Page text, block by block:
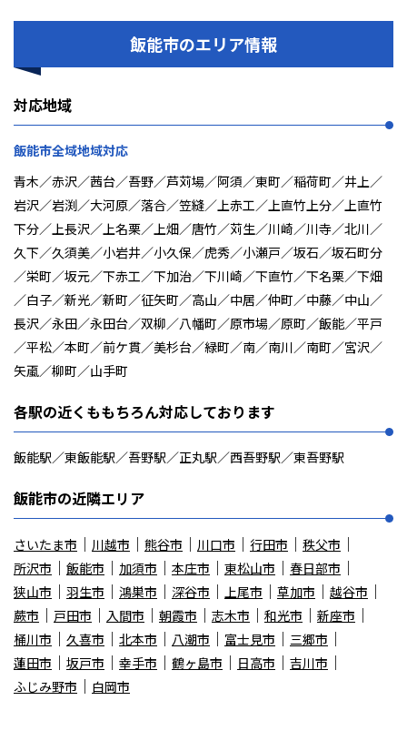
飯能市のエリア情報
対応地域
飯能市全域地域対応
青木／赤沢／茜台／吾野／芦苅場／阿須／東町／稲荷町／井上／
岩沢／岩渕／大河原／落合／笠縫／上赤工／上直竹上分／上直竹
下分／上長沢／上名栗／上畑／唐竹／苅生／川崎／川寺／北川／
久下／久須美／小岩井／小久保／虎秀／小瀬戸／坂石／坂石町分
／栄町／坂元／下赤工／下加治／下川崎／下直竹／下名栗／下畑
／白子／新光／新町／征矢町／高山／中居／仲町／中藤／中山／
長沢／永田／永田台／双柳／八幡町／原市場／原町／飯能／平戸
／平松／本町／前ケ貫／美杉台／緑町／南／南川／南町／宮沢／
矢颪／柳町／山手町
各駅の近くももちろん対応しております
飯能駅／東飯能駅／吾野駅／正丸駅／西吾野駅／東吾野駅
飯能市の近隣エリア
さいたま市 川越市 熊谷市 川口市 行田市
秩父市
所沢市
飯能市 加須市 本庄市 東松山市
春日部市
狭山市
羽生市 鴻巣市 深谷市 上尾市 草加市
越谷市
蕨市
戸田市 入間市 朝霞市 志木市 和光市
新座市
桶川市
久喜市 北本市 八潮市 富士見市
三郷市
蓮田市
坂戸市 幸手市 鶴ヶ島市 日高市
吉川市
ふじみ野市
白岡市